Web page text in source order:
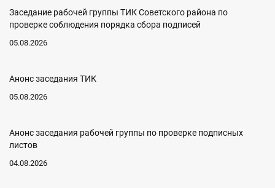
Заседание рабочей группы ТИК Советского района по
проверке соблюдения порядка сбора подписей
05.08.2026
Анонс заседания ТИК
05.08.2026
Анонс заседания рабочей группы по проверке подписных
листов
04.08.2026